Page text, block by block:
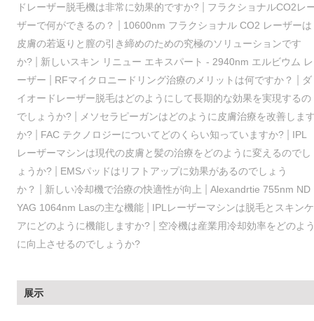
ドレーザー脱毛機は非常に効果的ですか?
フラクショナルCO2レ
ザーで何ができるの？
10600nm フラクショナル CO2 レーザーは
皮膚の若返りと膣の引き締めのための究極のソリューションです
か?
新しいスキン リニュー エキスパート - 2940nm エルビウム レ
ーザー
RFマイクロニードリング治療のメリットは何ですか？
ダ
イオードレーザー脱毛はどのようにして長期的な効果を実現するの
でしょうか?
メソセラピーガンはどのように皮膚治療を改善しま
か?
FAC テクノロジーについてどのくらい知っていますか?
IPL
レーザーマシンは現代の皮膚と髪の治療をどのように変えるのでし
ょうか?
EMSパッドはリフトアップに効果があるのでしょう
か？
新しい冷却機で治療の快適性が向上
Alexandrtie 755nm ND
YAG 1064nm Lasの主な機能| IPLレーザーマシンは脱毛とスキンケ
アにどのように機能しますか?
空冷機は産業用冷却効率をどのよ
に向上させるのでしょうか?
展示